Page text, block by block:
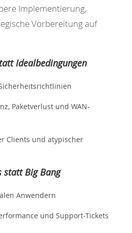
Implementierung,
Vorbereitung auf
Idealbedingungen
Paketverlust und WAN-
Clients und atypischer
statt Big Bang
Anwendern
und Support-Tickets